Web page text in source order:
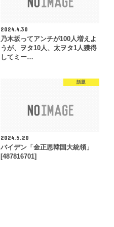
2024.4.30
乃木坂ってアンチが100人増えよ
うが、ヲタ10人、太ヲタ1人獲得
してミー…
話題
2024.5.20
バイデン「金正恩韓国大統領」
[487816701]